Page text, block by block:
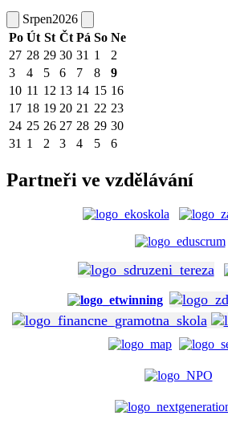
Srpen2026
Po Út St Čt Pá So Ne
27 28 29 30 31 1
2
3
4 5 6 7 8
9
10 11 12 13 14 15 16
17 18 19 20 21 22 23
24 25 26 27 28 29 30
31 1 2 3 4 5 6
Partneři ve vzdělávání